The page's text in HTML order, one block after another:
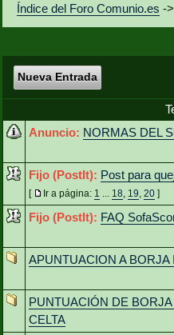
Índice del Foro Comunio.es -
Nueva Entrada
Anuncio: NORMAS DEL
Fijo (PostIt): Post para
[ Ir a página: 1 ... 18, 19, 20 ]
Fijo (PostIt): FAQ
APUNTUACION A BORJA
PUNTUACIÓN DE
CELTA